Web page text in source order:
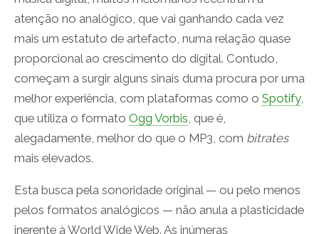
atenção no analógico, que vai ganhando cada vez
mais um estatuto de artefacto, numa relação quase
proporcional ao crescimento do digital. Contudo,
começam a surgir alguns sinais duma procura por uma
melhor experiência, com plataformas como o Spotify,
que utiliza o formato Ogg Vorbis, que é,
alegadamente, melhor do que o MP3, com bitrates
mais elevados.
Esta busca pela sonoridade original — ou pelo menos
pelos formatos analógicos — não anula a plasticidade
inerente à World Wide Web. As inúmeras